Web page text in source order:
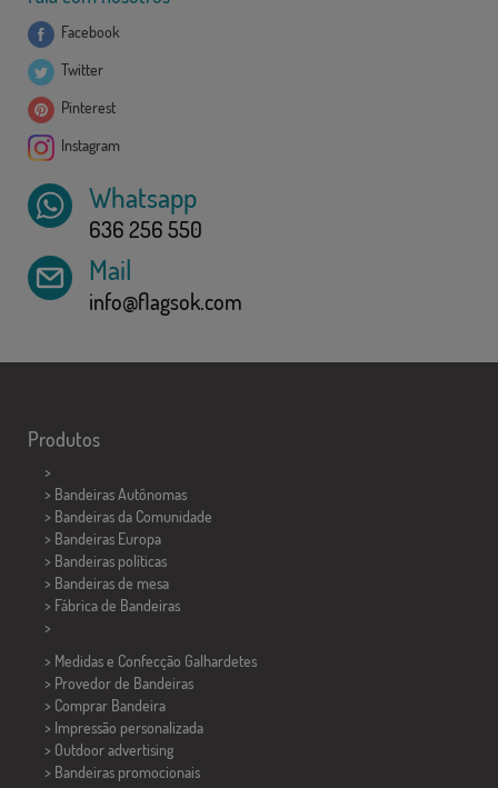
Facebook
Twitter
Pinterest
Instagram
Whatsapp
636 256 550
Mail
info@flagsok.com
Produtos
>
> Bandeiras Autônomas
> Bandeiras da Comunidade
> Bandeiras Europa
> Bandeiras políticas
> Bandeiras de mesa
> Fábrica de Bandeiras
>
> Medidas e Confecção Galhardetes
> Provedor de Bandeiras
> Comprar Bandeira
> Impressão personalizada
> Outdoor advertising
> Bandeiras promocionais